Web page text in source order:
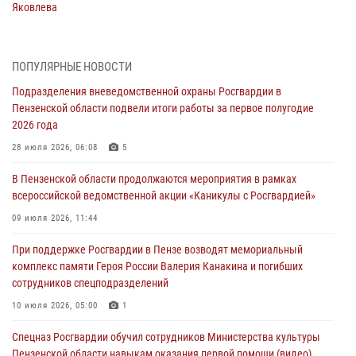
Яковлева
Сотрудники пензенского ОМОН «Страж» познакомили участников
05 августа 2026, 06:15
В Пензе сотрудники Росгвардии оказали помощь
дезориентированному пенсионеру
В Пензе при силовой поддержке Росгвардии пресечена
деятельность ОПГ, маскировавшейся под реабилитационный центр
04 августа 2026, 07:05
В Управлении Росгвардии по Пензенской области подвели итоги
работы за первое полугодие 2026 года
ПОПУЛЯРНЫЕ НОВОСТИ
Подразделения вневедомственной охраны Росгвардии в
Пензенской области подвели итоги работы за первое полугодие
2026 года
28 июля 2026, 06:08 5
В Пензенской области продолжаются мероприятия в рамках
всероссийской ведомственной акции «Каникулы с Росгвардией»
09 июля 2026, 11:44
При поддержке Росгвардии в Пензе возводят мемориальный
комплекс памяти Героя России Валерия Канакина и погибших
сотрудников спецподразделений
10 июля 2026, 05:00 1
Спецназ Росгвардии обучил сотрудников Министерства культуры